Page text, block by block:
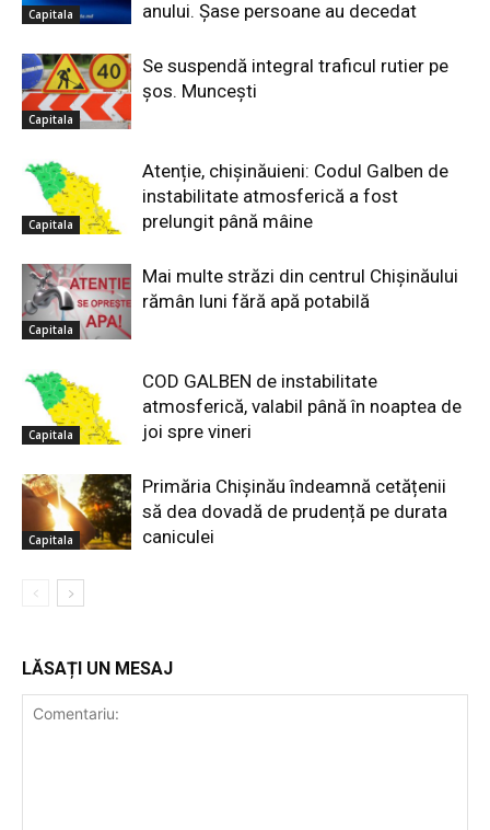
Capitala anului. Șase persoane au decedat
Capitala
Se suspendă integral traficul rutier pe
șos. Muncești
Capitala
Atenție, chișinăuieni: Codul Galben de
instabilitate atmosferică a fost
prelungit până mâine
Capitala
Mai multe străzi din centrul Chișinăului
rămân luni fără apă potabilă
Capitala
COD GALBEN de instabilitate
atmosferică, valabil până în noaptea de
joi spre vineri
Capitala
Primăria Chișinău îndeamnă cetățenii
să dea dovadă de prudență pe durata
caniculei
LĂSAȚI UN MESAJ